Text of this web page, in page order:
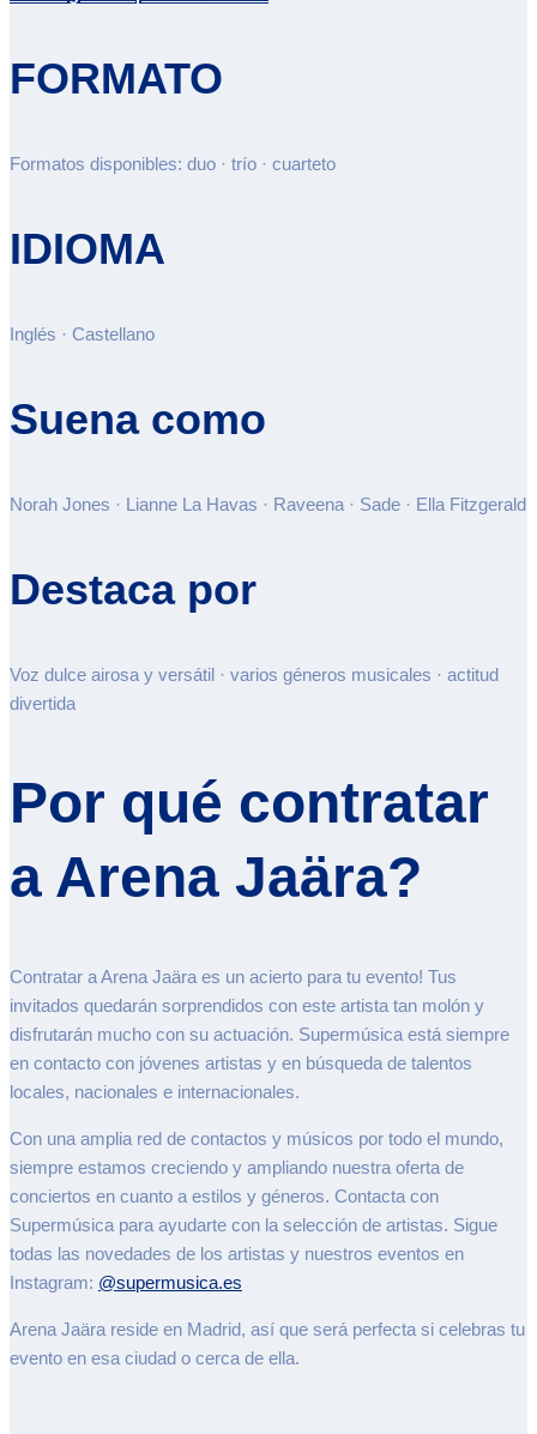
FORMATO
Formatos disponibles: duo · trío · cuarteto
IDIOMA
Inglés · Castellano
Suena como
Norah Jones · Lianne La Havas · Raveena · Sade · Ella Fitzgerald
Destaca por
Voz dulce airosa y versátil · varios géneros musicales · actitud
divertida
Por qué contratar
a Arena Jaära?
Contratar a Arena Jaära es un acierto para tu evento! Tus
invitados quedarán sorprendidos con este artista tan molón y
disfrutarán mucho con su actuación. Supermúsica está siempre
en contacto con jóvenes artistas y en búsqueda de talentos
locales, nacionales e internacionales.
Con una amplia red de contactos y músicos por todo el mundo,
siempre estamos creciendo y ampliando nuestra oferta de
conciertos en cuanto a estilos y géneros. Contacta con
Supermúsica para ayudarte con la selección de artistas. Sigue
todas las novedades de los artistas y nuestros eventos en
Instagram: @supermusica.es
Arena Jaära reside en Madrid, así que será perfecta si celebras tu
evento en esa ciudad o cerca de ella.